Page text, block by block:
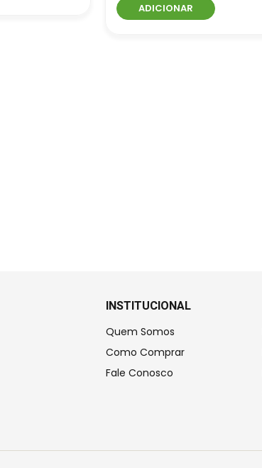
ADICIONAR
INSTITUCIONAL
Quem Somos
Como Comprar
Fale Conosco